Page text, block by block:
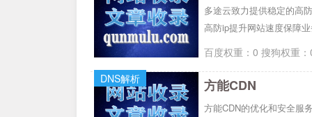
多途云致力提供稳定的高
高防ip提升网站速度保障
百度权重：0 搜狗权重
DNS解析
方能CDN
方能CDN的优化和安全服